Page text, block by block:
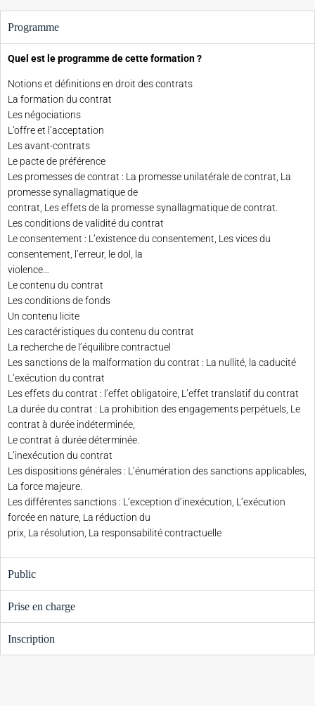
Programme
Quel est le programme de cette formation ?
Notions et définitions en droit des contrats
La formation du contrat
Les négociations
L’offre et l’acceptation
Les avant-contrats
Le pacte de préférence
Les promesses de contrat : La promesse unilatérale de contrat, La
promesse synallagmatique de
contrat, Les effets de la promesse synallagmatique de contrat.
Les conditions de validité du contrat
Le consentement : L’existence du consentement, Les vices du
consentement, l’erreur, le dol, la
violence…
Le contenu du contrat
Les conditions de fonds
Un contenu licite
Les caractéristiques du contenu du contrat
La recherche de l’équilibre contractuel
Les sanctions de la malformation du contrat : La nullité, la caducité
L’exécution du contrat
Les effets du contrat : l’effet obligatoire, L’effet translatif du contrat
La durée du contrat : La prohibition des engagements perpétuels, Le
contrat à durée indéterminée,
Le contrat à durée déterminée.
L’inexécution du contrat
Les dispositions générales : L’énumération des sanctions applicables,
La force majeure.
Les différentes sanctions : L’exception d’inexécution, L’exécution
forcée en nature, La réduction du
prix, La résolution, La responsabilité contractuelle
Public
Prise en charge
Inscription